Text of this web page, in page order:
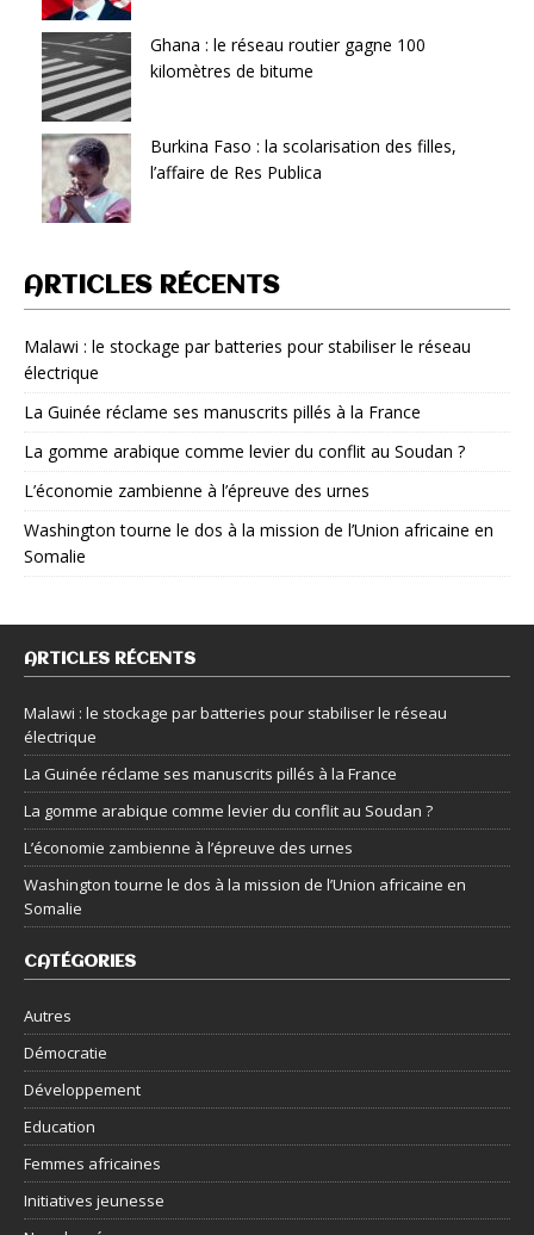
Ghana : le réseau routier gagne 100
kilomètres de bitume
Burkina Faso : la scolarisation des filles,
l’affaire de Res Publica
ARTICLES RÉCENTS
Malawi : le stockage par batteries pour stabiliser le réseau
électrique
La Guinée réclame ses manuscrits pillés à la France
La gomme arabique comme levier du conflit au Soudan ?
L’économie zambienne à l’épreuve des urnes
Washington tourne le dos à la mission de l’Union africaine en
Somalie
ARTICLES RÉCENTS
Malawi : le stockage par batteries pour stabiliser le réseau
électrique
La Guinée réclame ses manuscrits pillés à la France
La gomme arabique comme levier du conflit au Soudan ?
L’économie zambienne à l’épreuve des urnes
Washington tourne le dos à la mission de l’Union africaine en
Somalie
CATÉGORIES
Autres
Démocratie
Développement
Education
Femmes africaines
Initiatives jeunesse